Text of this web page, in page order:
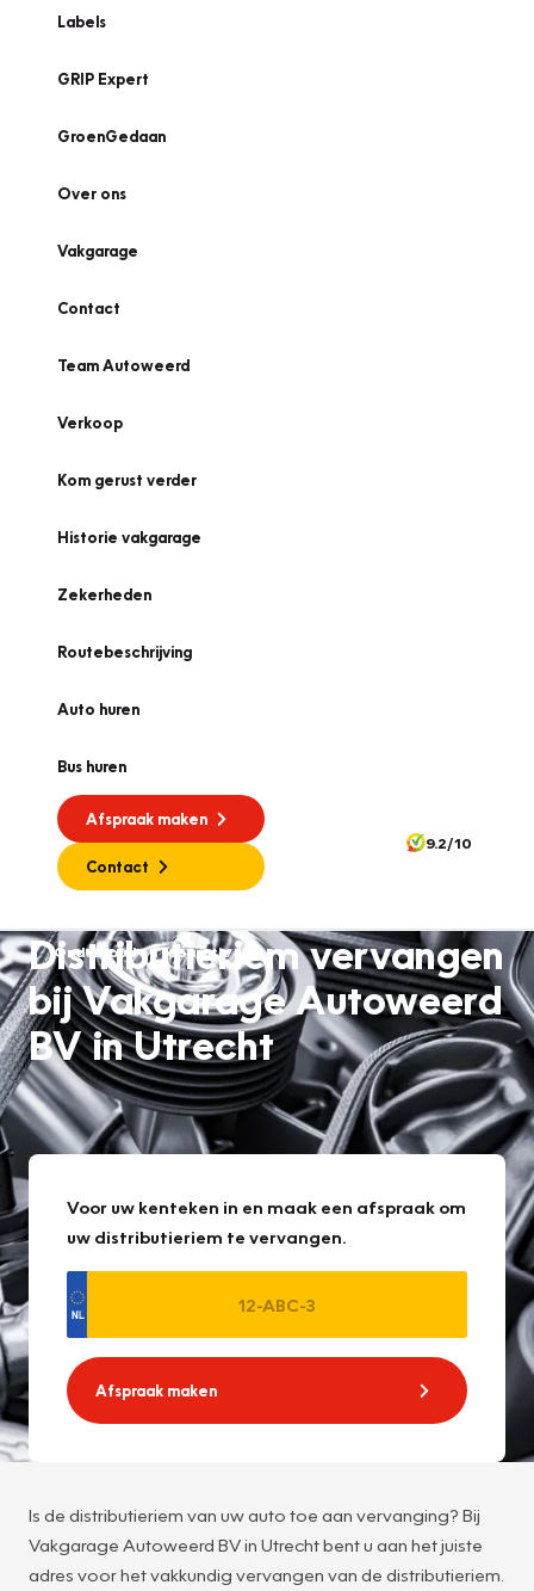
Labels
GRIP Expert
GroenGedaan
Over ons
Vakgarage
Contact
Team Autoweerd
Verkoop
Kom gerust verder
Historie vakgarage
Zekerheden
Routebeschrijving
Auto huren
Bus huren
Afspraak maken
Contact
9.2/10
Onderhoud en reparatie
Distributieriem vervangen
bij Vakgarage Autoweerd
BV in Utrecht
Voor uw kenteken in en maak een afspraak om
uw distributieriem te vervangen.
Afspraak maken
Is de distributieriem van uw auto toe aan vervanging? Bij
Vakgarage Autoweerd BV in Utrecht bent u aan het juiste
adres voor het vakkundig vervangen van de distributieriem.